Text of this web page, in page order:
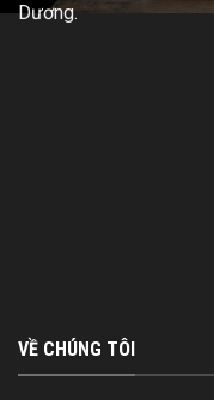
Dương.
VỀ CHÚNG TÔI